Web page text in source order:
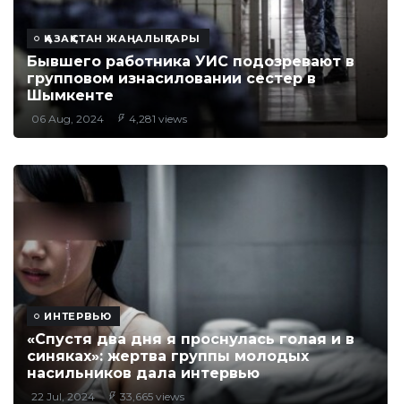
ҚАЗАҚСТАН ЖАҢАЛЫҚТАРЫ
Бывшего работника УИС подозревают в
групповом изнасиловании сестер в
Шымкенте
06 Aug, 2024 4,281 views
ИНТЕРВЬЮ
«Спустя два дня я проснулась голая и в
синяках»: жертва группы молодых
насильников дала интервью
22 Jul, 2024 33,665 views